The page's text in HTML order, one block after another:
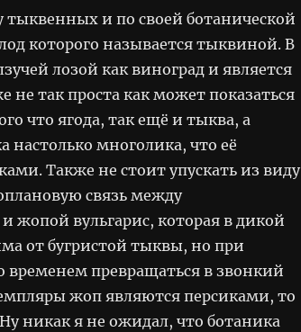
тыквенных и по своей ботанической
которого называется тыквиной. В
лозой как виноград и является
не так проста как может показаться
что ягода, так ещё и тыква, а
настолько многолика, что её
Также не стоит упускать из виду
связь между
вульгарис, которая в дикой
от бугристой тыквы, но при
временем превращаться в звонкий
жоп являются персиками, то
никак я не ожидал, что ботаника